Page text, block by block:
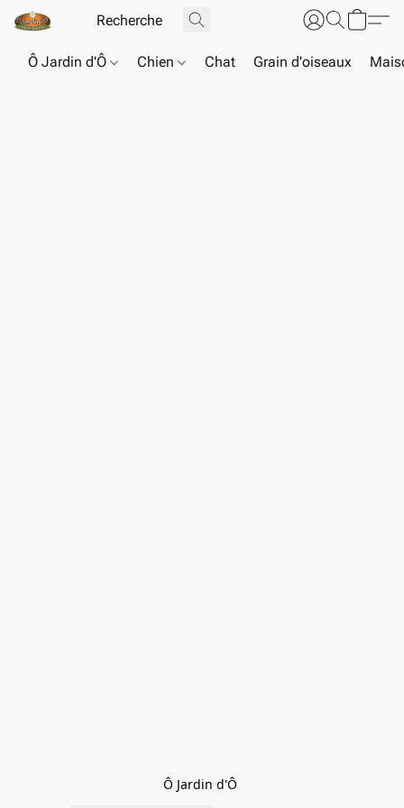
Ô Jardin d'Ô Chien Chat Grain d'oiseaux
Ô Jardin d'Ô